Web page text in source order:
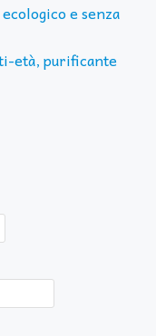
e senza
età, purificante